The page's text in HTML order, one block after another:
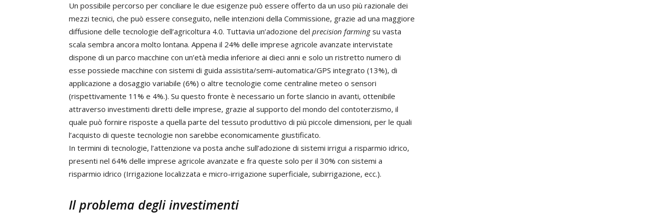
Un possibile percorso per conciliare le due esigenze può essere offerto da un uso più razionale dei
mezzi tecnici, che può essere conseguito, nelle intenzioni della Commissione, grazie ad una maggiore
diffusione delle tecnologie dell’agricoltura 4.0. Tuttavia un’adozione del precision farmingsu vasta
scala sembra ancora molto lontana. Appena il 24% delle imprese agricole avanzate intervistate
dispone di un parco macchine con un’età media inferiore ai dieci anni e solo un ristretto numero di
esse possiede macchine con sistemi di guida assistita/semi-automatica/GPS integrato (13%), di
applicazione a dosaggio variabile (6%) o altre tecnologie come centraline meteo o sensori
(rispettivamente 11% e 4%.). Su questo fronte è necessario un forte slancio in avanti, ottenibile
attraverso investimenti diretti delle imprese, grazie al supporto del mondo del contoterzismo, il
quale può fornire risposte a quella parte del tessuto produttivo di più piccole dimensioni, per le quali
l’acquisto di queste tecnologie non sarebbe economicamente giustificato.
In termini di tecnologie, l’attenzione va posta anche sull’adozione di sistemi irrigui a risparmio idrico,
presenti nel 64% delle imprese agricole avanzate e fra queste solo per il 30% con sistemi a
risparmio idrico (Irrigazione localizzata e micro-irrigazione superficiale, subirrigazione, ecc.).
Il problema degli investimenti